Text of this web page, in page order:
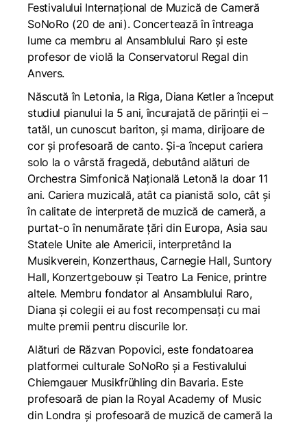
Festivalului Internaţional de Muzică de Cameră
SoNoRo (20 de ani). Concertează în întreaga
lume ca membru al Ansamblului Raro și este
profesor de violă la Conservatorul Regal din
Anvers.
Născută în Letonia, la Riga, Diana Ketler a început
studiul pianului la 5 ani, încurajată de părinții ei –
tatăl, un cunoscut bariton, și mama, dirijoare de
cor și profesoară de canto. Și-a început cariera
solo la o vârstă fragedă, debutând alături de
Orchestra Simfonică Națională Letonă la doar 11
ani. Cariera muzicală, atât ca pianistă solo, cât și
în calitate de interpretă de muzică de cameră, a
purtat-o în nenumărate țări din Europa, Asia sau
Statele Unite ale Americii, interpretând la
Musikverein, Konzerthaus, Carnegie Hall, Suntory
Hall, Konzertgebouw și Teatro La Fenice, printre
altele. Membru fondator al Ansamblului Raro,
Diana și colegii ei au fost recompensați cu mai
multe premii pentru discurile lor.
Alături de Răzvan Popovici, este fondatoarea
platformei culturale SoNoRo și a Festivalului
Chiemgauer Musikfrühling din Bavaria. Este
profesoară de pian la Royal Academy of Music
din Londra și profesoară de muzică de cameră la